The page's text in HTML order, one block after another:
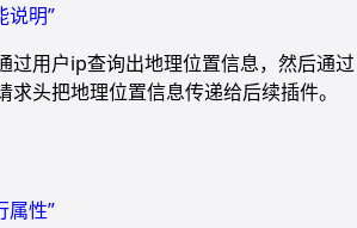
说明”
过用户ip查询出地理位置信息，然后通过
头把地理位置信息传递给后续插件。
属性”